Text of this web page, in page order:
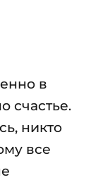
в
счастье.
никто
все